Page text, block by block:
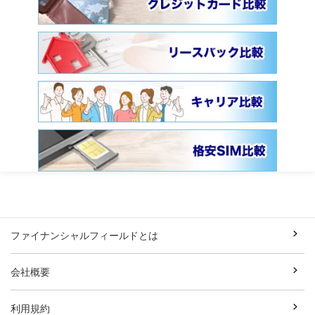
ファイナンシャルフィールドとは
会社概要
利用規約